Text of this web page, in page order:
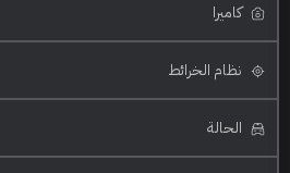
كاميرا
نظام الخرائط
الحالة